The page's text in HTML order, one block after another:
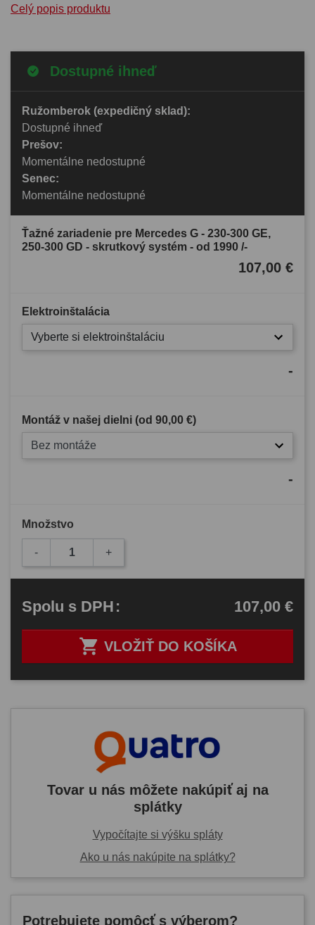
Celý popis produktu
Dostupné ihneď
Ružomberok (expedičný sklad):
Dostupné ihneď
Prešov:
Momentálne nedostupné
Senec:
Momentálne nedostupné
Ťažné zariadenie pre Mercedes G - 230-300 GE,
250-300 GD - skrutkový systém - od 1990 /-
107,00 €
Elektroinštalácia
Vyberte si elektroinštaláciu
-
Montáž v našej dielni (od 90,00 €)
Bez montáže
-
Množstvo
- +
 VLOŽIŤ DO KOŠÍKA
Spolu s DPH: 107,00 €
Tovar u nás môžete nakúpiť aj na
splátky
Vypočítajte si výšku spláty
Ako u nás nakúpite na splátky?
Potrebujete pomôcť s výberom?